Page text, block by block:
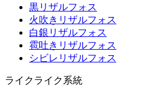
黒リザルフォス
火吹きリザルフォス
白銀リザルフォス
雹吐きリザルフォス
シビレリザルフォス
ライクライク系統